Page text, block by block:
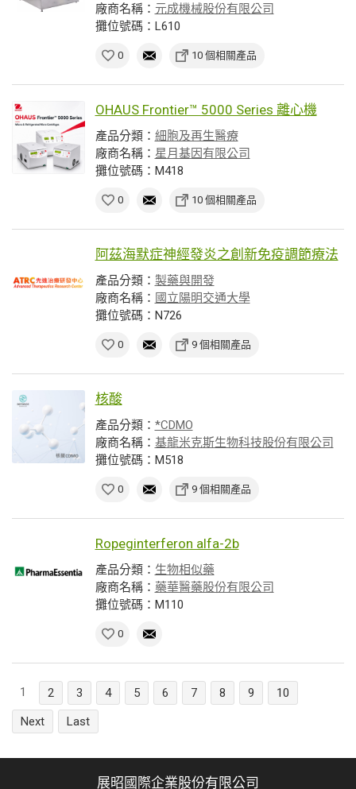
廠商名稱： 元成機械股份有限公司
攤位號碼：L610
0 10 個相關產品
OHAUS Frontier™ 5000 Series 離心機
產品分類： 細胞及再生醫療
廠商名稱： 星月基因有限公司
攤位號碼：M418
0 10 個相關產品
阿茲海默症神經發炎之創新免疫調節療法
產品分類： 製藥與開發
廠商名稱： 國立陽明交通大學
攤位號碼：N726
0 9 個相關產品
核酸
產品分類： *CDMO
廠商名稱： 基龍米克斯生物科技股份有限公司
攤位號碼：M518
0 9 個相關產品
Ropeginterferon alfa-2b
產品分類： 生物相似藥
廠商名稱： 藥華醫藥股份有限公司
攤位號碼：M110
0
1 2 3 4 5 6 7 8 9
10
Next
Last
展昭國際企業股份有限公司